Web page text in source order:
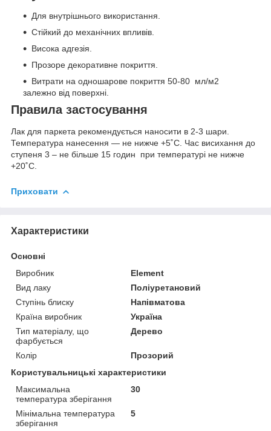
Для внутрішнього використання.
Стійкий до механічних впливів.
Висока адгезія.
Прозоре декоративне покриття.
Витрати на одношарове покриття 50-80 мл/м2
залежно від поверхні.
Правила застосування
Лак для паркета рекомендується наносити в 2-3 шари.
Температура нанесення — не нижче +5˚С. Час висихання до
ступеня 3 – не більше 15 годин при температурі не нижче
+20˚С.
Приховати
Характеристики
Основні
Виробник
Element
Вид лаку
Поліуретановий
Ступінь блиску
Напівматова
Країна виробник
Україна
Тип матеріалу, що
фарбується
Дерево
Колір
Прозорий
Користувальницькі характеристики
Максимальна
температура зберігання
30
Мінімальна температура
зберігання
5